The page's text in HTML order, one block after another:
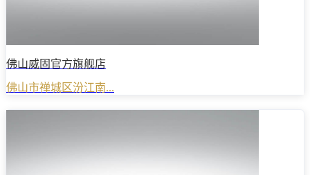
佛山威固官方旗舰店
佛山市禅城区汾江南...